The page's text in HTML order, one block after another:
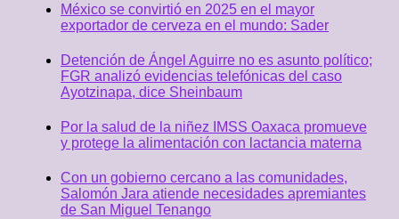
México se convirtió en 2025 en el mayor
exportador de cerveza en el mundo: Sader
Detención de Ángel Aguirre no es asunto político;
FGR analizó evidencias telefónicas del caso
Ayotzinapa, dice Sheinbaum
Por la salud de la niñez IMSS Oaxaca promueve
y protege la alimentación con lactancia materna
Con un gobierno cercano a las comunidades,
Salomón Jara atiende necesidades apremiantes
de San Miguel Tenango